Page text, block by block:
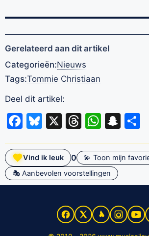
Gerelateerd aan dit artikel
Categorieën:Nieuws
Tags:Tommie Christiaan
Deel dit artikel:
Facebook
Bluesky
X Threads
Vind ik leuk 0
💫 Toon mijn
🎭 Aanbevolen voorstellingen